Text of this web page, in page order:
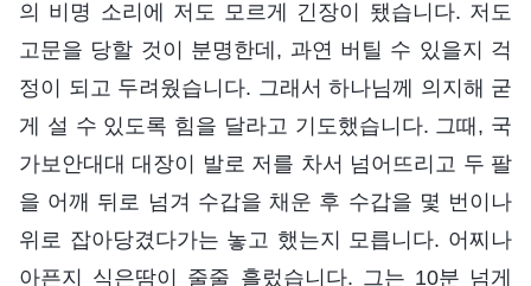
의 비명 소리에 저도 모르게 긴장이 됐습니다. 저도
고문을 당할 것이 분명한데, 과연 버틸 수 있을지 걱
정이 되고 두려웠습니다. 그래서 하나님께 의지해 굳
게 설 수 있도록 힘을 달라고 기도했습니다. 그때, 국
가보안대대 대장이 발로 저를 차서 넘어뜨리고 두 팔
을 어깨 뒤로 넘겨 수갑을 채운 후 수갑을 몇 번이나
위로 잡아당겼다가는 놓고 했는지 모릅니다. 어찌나
아픈지 식은땀이 줄줄 흘렀습니다. 그는 10분 넘게